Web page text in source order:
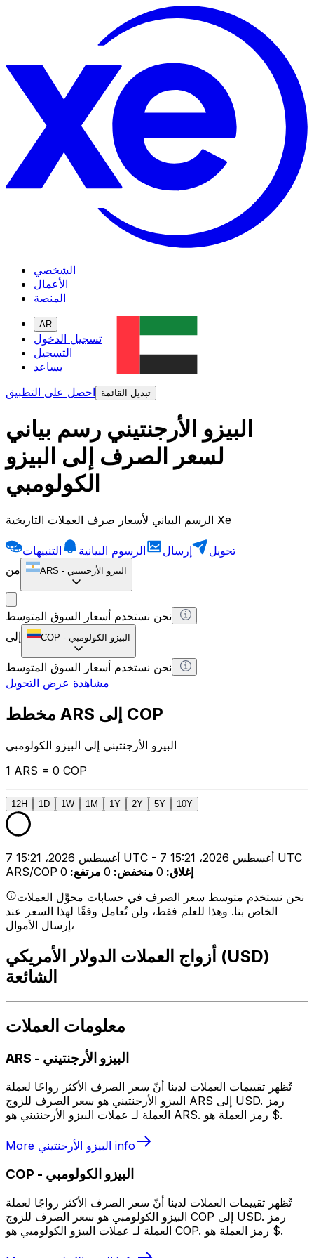
الشخصي
الأعمال
المنصة
AR
تسجيل الدخول
التسجيل
يساعد
احصل على التطبيق
تبديل القائمة
البيزو الأرجنتيني رسم بياني
لسعر الصرف إلى البيزو
الكولومبي
الرسم البياني لأسعار صرف العملات التاريخية Xe
تحويل إرسال الرسوم البيانية
التنبيهات
من
ARS - البيزو الأرجنتيني
نحن نستخدم أسعار السوق المتوسط
إلى
COP - البيزو الكولومبي
نحن نستخدم أسعار السوق المتوسط
مشاهدة عرض التحويل
مخطط ARS إلى COP
البيزو الأرجنتيني إلى البيزو الكولومبي
1 ARS = 0 COP
12H 1D 1W 1M 1Y 2Y 5Y 10Y
7 أغسطس 2026، 15:21 UTC - 7 أغسطس 2026، 15:21 UTC
ARS/COP
إغلاق:
0 منخفض:
0 مرتفع:
0
نحن نستخدم متوسط سعر الصرف في حسابات محوِّل العملات
الخاص بنا. وهذا للعلم فقط، ولن تُعامل وفقًا لهذا السعر عند
إرسال الأموال،
أزواج العملات الدولار الأمريكي (USD)
الشائعة
معلومات العملات
ARS - البيزو الأرجنتيني
تُظهر تقييمات العملات لدينا أنّ سعر الصرف الأكثر رواجًا لعملة
البيزو الأرجنتيني هو سعر الصرف للزوج ARS إلى USD. رمز
العملة لـ عملات البيزو الأرجنتيني هو ARS. رمز العملة هو $.
More البيزو الأرجنتيني info
COP - البيزو الكولومبي
تُظهر تقييمات العملات لدينا أنّ سعر الصرف الأكثر رواجًا لعملة
البيزو الكولومبي هو سعر الصرف للزوج COP إلى USD. رمز
العملة لـ عملات البيزو الكولومبي هو COP. رمز العملة هو $.